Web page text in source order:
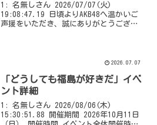
1: 名無しさん 2026/07/07(火)
19:08:47.19 日頃よりAKB48へ温かいご
声援をいただき、誠にありがとうござい
2026.07.07
「どうしても福島が好きだ」イベ
ント詳細
1: 名無しさん 2026/08/06(木)
15:30:51.88 開催期間 2026年10月11日